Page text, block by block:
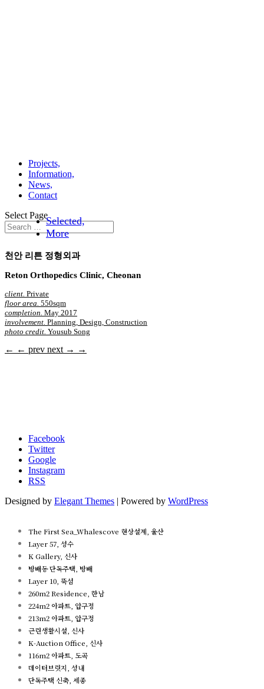
Projects,
Information,
News,
Contact
Select PageSelected,
More
천안 리튼 정형외과
Reton Orthopedics Clinic, Cheonan
client. Private
floor area. 550sqm
completion. May 2017
involvement. Planning, Design, Construction
photo credit. Yousub Song
← ← prev next → →
Facebook
Twitter
Google
Instagram
RSS
Designed by Elegant Themes | Powered by WordPress
The First Sea_Whalescove 현상설계, 울산
Layer 57, 성수
K Gallery, 신사
방배동 단독주택, 방배
Layer 10, 뚝섬
260m2 Residence, 한남
224m2 아파트, 압구정
213m2 아파트, 압구정
근린생활시설, 신사
K-Auction Office, 신사
116m2 아파트, 도곡
데이터브릿지, 성내
단독주택 신축, 세종